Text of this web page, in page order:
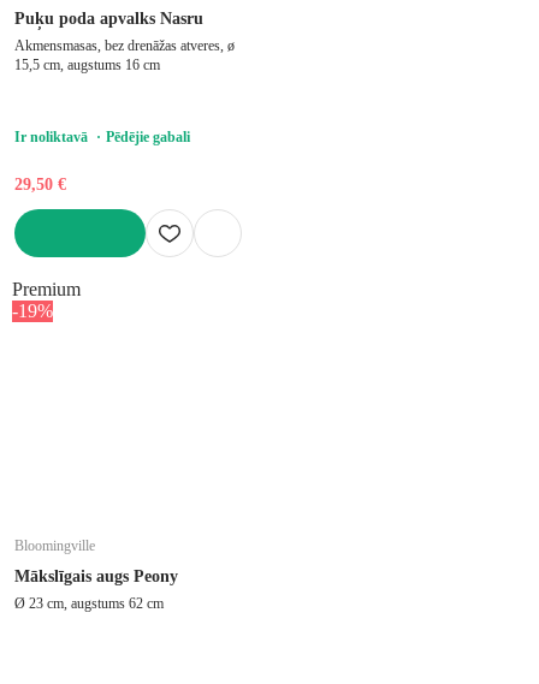
Puķu poda apvalks Nasru
Akmensmasas, bez drenāžas atveres, ø
15,5 cm, augstums 16 cm
Ir noliktavā Pēdējie gabali
29,50 €
Premium
-19%
Bloomingville
Mākslīgais augs Peony
Ø 23 cm, augstums 62 cm